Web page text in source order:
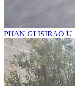
PIJAN GLISIRAO U